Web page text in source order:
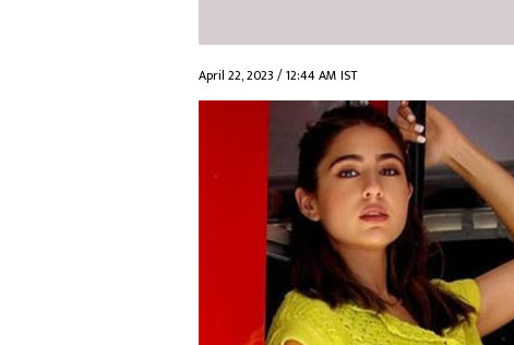
April 22, 2023 / 12:44 AM IST